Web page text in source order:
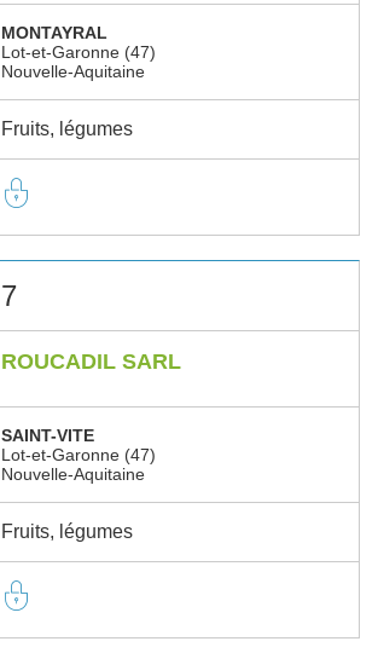
MONTAYRAL
Lot-et-Garonne (47)
Nouvelle-Aquitaine
Fruits, légumes
7
ROUCADIL SARL
SAINT-VITE
Lot-et-Garonne (47)
Nouvelle-Aquitaine
Fruits, légumes